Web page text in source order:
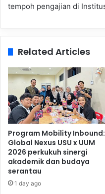
tempoh pengajian di
Related Articles
Program Mobility Inbound:
Global Nexus USU x UUM
2026 perkukuh sinergi
akademik dan budaya
serantau
1 day ago